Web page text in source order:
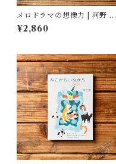
メロドラマの想像力 | 河野 真
理江
¥2,860